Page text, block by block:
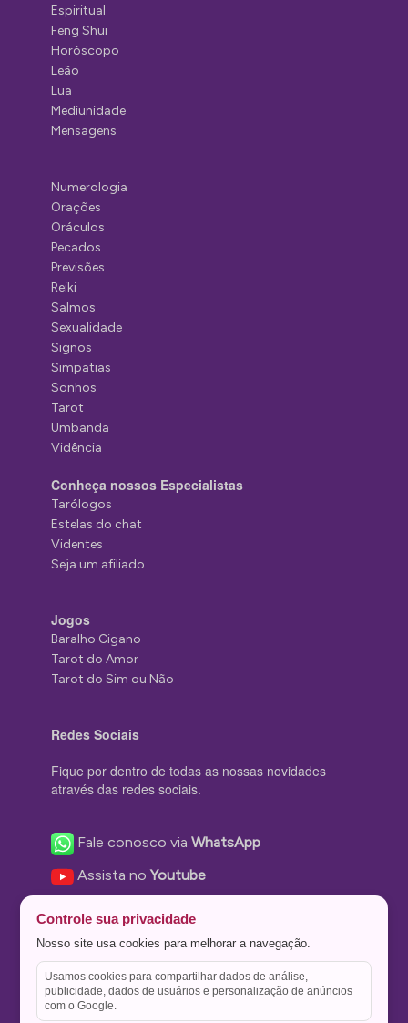
Espiritual
Feng Shui
Horóscopo
Leão
Lua
Mediunidade
Mensagens
Numerologia
Orações
Oráculos
Pecados
Previsões
Reiki
Salmos
Sexualidade
Signos
Simpatias
Sonhos
Tarot
Umbanda
Vidência
Conheça nossos Especialistas
Tarólogos
Estelas do chat
Videntes
Seja um afiliado
Jogos
Baralho Cigano
Tarot do Amor
Tarot do Sim ou Não
Redes Sociais
Fique por dentro de todas as nossas novidades
através das redes sociais.
Fale conosco viaWhatsApp
Assista noYoutube
Nos siga no Instagram
Nos siga noTwitter
Salve no
Controle sua privacidade
Nosso site usa cookies para melhorar a navegação.
Usamos cookies para compartilhar dados de análise,
publicidade, dados de usuários e personalização de anúncios
com o Google.